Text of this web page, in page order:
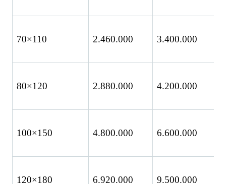
70×110 2.460.000 3.400.000
80×120 2.880.000 4.200.000
100×150 4.800.000 6.600.000
120×180 6.920.000 9.500.000